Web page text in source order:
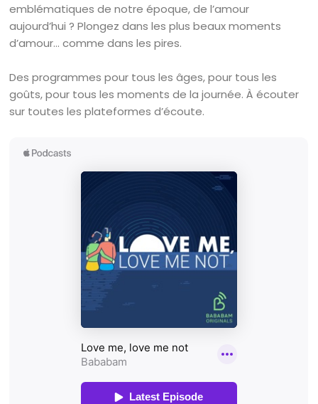
emblématiques de notre époque, de l’amour
aujourd’hui ? Plongez dans les plus beaux moments
d’amour… comme dans les pires.
Des programmes pour tous les âges, pour tous les
goûts, pour tous les moments de la journée. À écouter
sur toutes les plateformes d’écoute.